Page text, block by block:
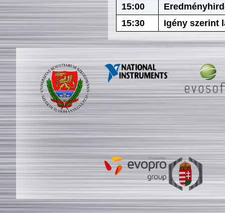
15:00
15:30
Igény szerint